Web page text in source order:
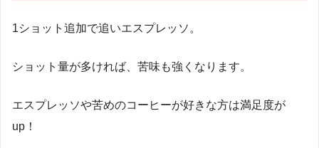
1ショット追加で追いエスプレッソ。
ショット量が多ければ、苦味も強くなります。
エスプレッソや苦めのコーヒーが好きな方は満足度が
up！